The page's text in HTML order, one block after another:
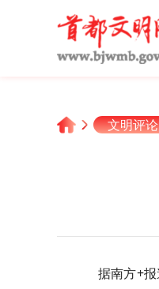
文明评论
据南方+